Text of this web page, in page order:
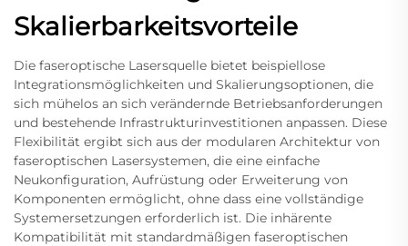
Skalierbarkeitsvorteile
Die faseroptische Lasersquelle bietet beispiellose
Integrationsmöglichkeiten und Skalierungsoptionen, die
sich mühelos an sich verändernde Betriebsanforderungen
und bestehende Infrastrukturinvestitionen anpassen. Diese
Flexibilität ergibt sich aus der modularen Architektur von
faseroptischen Lasersystemen, die eine einfache
Neukonfiguration, Aufrüstung oder Erweiterung von
Komponenten ermöglicht, ohne dass eine vollständige
Systemersetzungen erforderlich ist. Die inhärente
Kompatibilität mit standardmäßigen faseroptischen